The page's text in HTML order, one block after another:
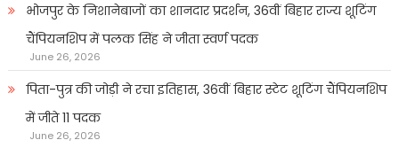
भोजपुर के निशानेबाजों का शानदार प्रदर्शन, 36वीं बिहार राज्य शूटिंग
चैंपियनशिप में पलक सिंह ने जीता स्वर्ण पदक
June 26, 2026
पिता-पुत्र की जोड़ी ने रचा इतिहास, 36वीं बिहार स्टेट शूटिंग चैंपियनशिप
में जीते 11 पदक
June 26, 2026